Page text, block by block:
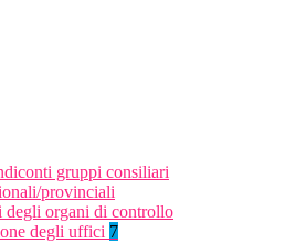
gruppi consiliari
provinciali
degli organi di controllo
degli uffici 7